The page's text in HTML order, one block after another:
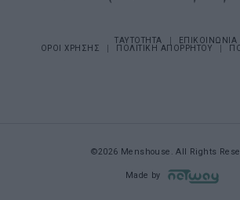
ΤΑΥΤΟΤΗΤΑ
ΕΠΙΚΟΙΝΩΝΙΑ
ΟΡΟΙ ΧΡΗΣΗΣ
ΠΟΛΙΤΙΚΗ ΑΠΟΡΡΗΤΟΥ
©2026 Menshouse. All Rights
Made by